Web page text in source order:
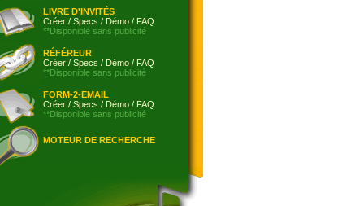
LIVRE D'INVITÉS
Créer / Specs / Démo / FAQ
**Disponible sans publicité
RÉFÉREUR
Créer / Specs / Démo / FAQ
**Disponible sans publicité
FORM-2-EMAIL
Créer / Specs / Démo / FAQ
**Disponible sans publicité
MOTEUR DE RECHERCHE